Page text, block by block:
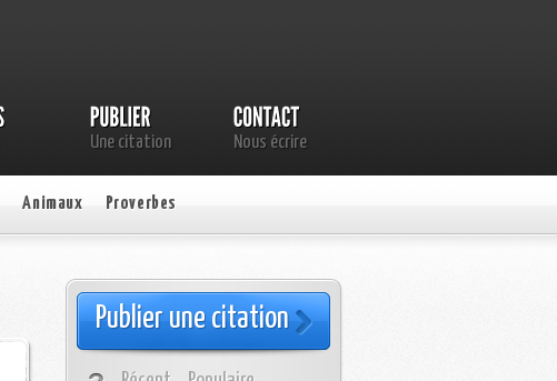
Une citation Nous écrire
Animaux Proverbes
Publier une citation